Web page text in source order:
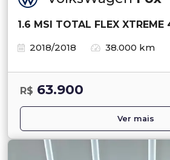
1.6 MSI TOTAL FLEX XTREME
2018/2018
38.000 km
R$ 63.900
Ver mais